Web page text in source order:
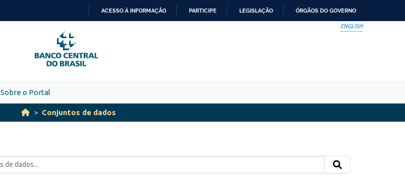
PARA
O
CONTEÚDO
ACESSO À INFORMAÇÃO PARTICIPE LEGISLAÇÃO ÓRGÃOS DO GOVERNO
ENGLISH
Sobre o Portal
Conjuntos de dados